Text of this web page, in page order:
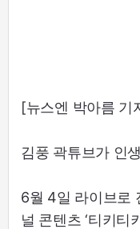
[뉴스엔 박아름 기
김풍 곽튜브가 인
6월 4일 라이브로
널 콘텐츠 ‘티키티